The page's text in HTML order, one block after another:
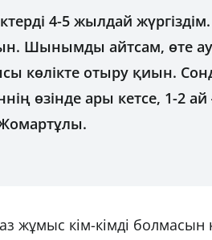
4-5 жылдай
Шынымды айтсам, өте
көлікте отыру қиын.
өзінде ары кетсе, 1-2
жұмыс кім-кімді болмасын